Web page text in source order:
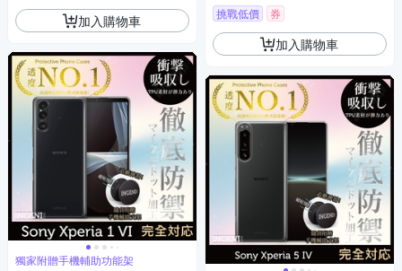
加入購物車
獨家附贈手機輔助功能架
挑戰低價 券
加入購物車